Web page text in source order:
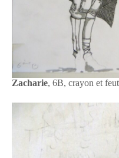
Zacharie, 6B, crayon et